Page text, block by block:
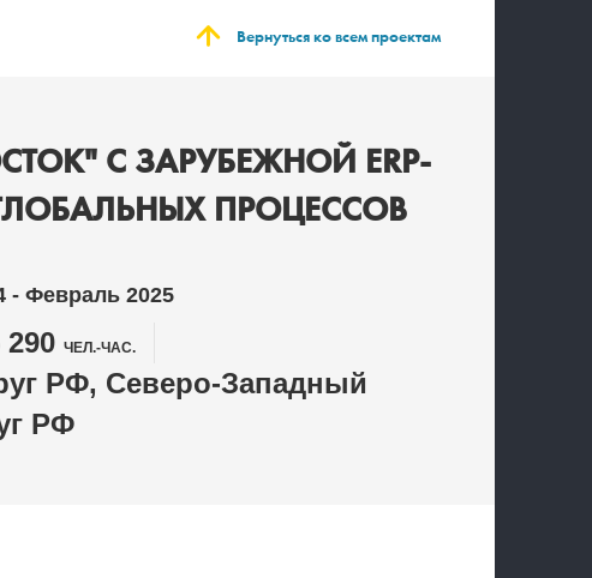
Вернуться ко всем проектам
С ЗАРУБЕЖНОЙ ERP-
ПРОЦЕССОВ
- Февраль 2025
290 ЧЕЛ.-ЧАС.
РФ, Северо-Западный
РФ